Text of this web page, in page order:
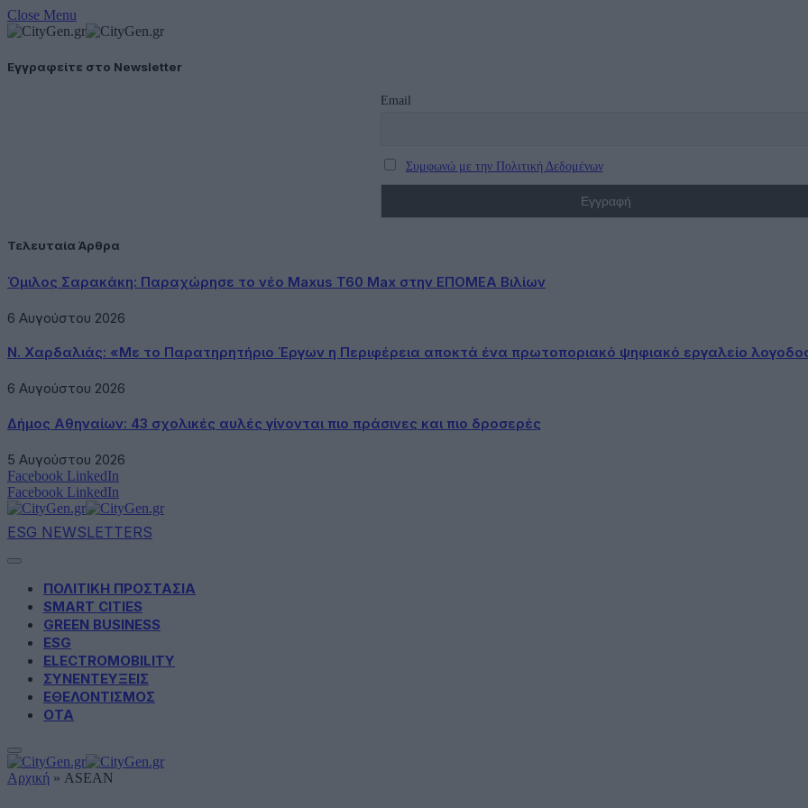
Close Menu
Εγγραφείτε στο Newsletter
Email
Συμφωνώ με την Πολιτική Δεδομένων
Τελευταία Άρθρα
Όμιλος Σαρακάκη: Παραχώρησε το νέο Maxus T60 Max στην ΕΠΟΜΕΑ Βιλίων
6 Αυγούστου 2026
Ν. Χαρδαλιάς: «Με το Παρατηρητήριο Έργων η Περιφέρεια αποκτά ένα πρωτοποριακό ψηφιακό εργαλείο
6 Αυγούστου 2026
Δήμος Αθηναίων: 43 σχολικές αυλές γίνονται πιο πράσινες και πιο δροσερές
5 Αυγούστου 2026
Facebook LinkedIn
Facebook LinkedIn
ESG NEWSLETTERS
ΠΟΛΙΤΙΚΗ ΠΡΟΣΤΑΣΙΑ
SMART CITIES
GREEN BUSINESS
ESG
ELECTROMOBILITY
ΣΥΝΕΝΤΕΥΞΕΙΣ
ΕΘΕΛΟΝΤΙΣΜΟΣ
ΟΤΑ
Αρχική » ASEAN